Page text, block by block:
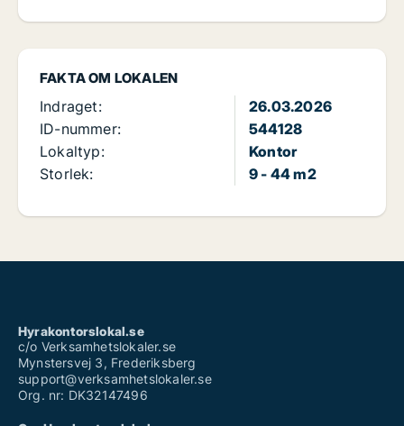
FAKTA OM LOKALEN
Indraget:
26.03.2026
ID-nummer:
544128
Lokaltyp:
Kontor
Storlek:
9 - 44 m2
Hyrakontorslokal.se
c/o Verksamhetslokaler.se
Mynstersvej 3, Frederiksberg
support@verksamhetslokaler.se
Org. nr: DK32147496